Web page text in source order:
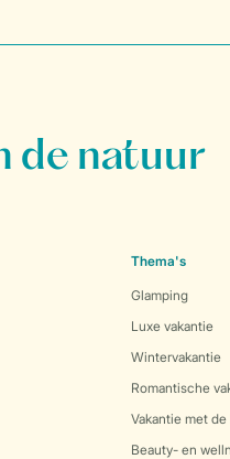
de natuur
Thema's
Glamping
Luxe vakantie
Wintervakantie
Romantische
Vakantie met
Beauty- en